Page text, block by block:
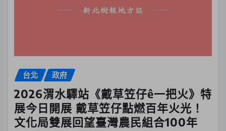
台北 政府
2026渭水驛站《戴草笠仔ê一把火》特
展今日開展 戴草笠仔點燃百年火光！
文化局雙展回望臺灣農民組合100年